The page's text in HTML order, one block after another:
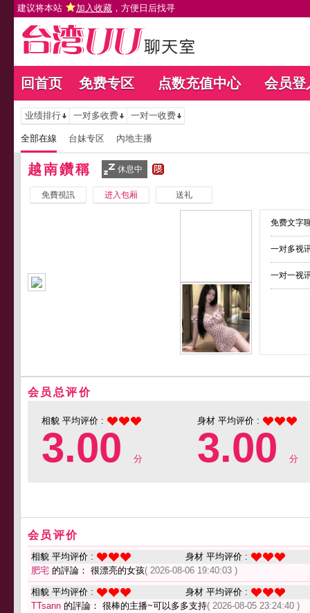
建议将本站 加入收藏 ，方便日后找寻
回首页 免费专区 点数充值中心 会员登
业绩排行 一对多收费 一对一收费
全部在線 台妹专区 內地主播
越南鑽稱 休息中
免費視訊 进入包厢 送礼
免费文字
一对多视
一对一视
会员总评价
相貌 平均评价 :
3.00 分
身材 平均评价 :
3.00 分
会员评价
相貌 平均评价 :
身材 平均评价 :
肥宅 的評論： 很漂亮的女孩( 2026-08-06 19:40:03 )
相貌 平均评价 :
身材 平均评价 :
TTsann 的評論： 很棒的主播~可以多多支持( 2026-08-05 23:24:40 )